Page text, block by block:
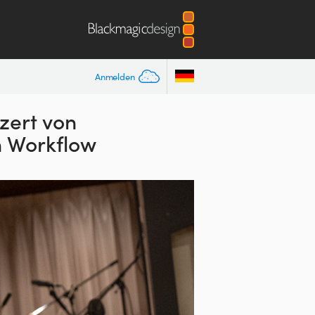
Anmelden
von
Workflow